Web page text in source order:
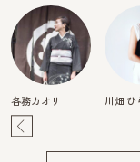
各務カオリ 川畑 ひ